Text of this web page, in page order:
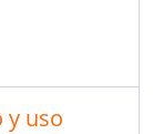
y de la Torre
Casado Sastre
y uso